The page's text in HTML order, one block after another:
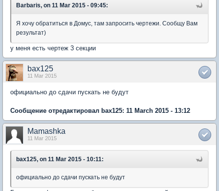
Barbaris, on 11 Mar 2015 - 09:45:
Я хочу обратиться в Домус, там запросить чертежи. Сообщу Вам
результат)
у меня есть чертеж 3 секции
bax125
11 Mar 2015
официально до сдачи пускать не будут
Сообщение отредактировал bax125: 11 March 2015 - 13:12
Mamashka
11 Mar 2015
bax125, on 11 Mar 2015 - 10:11:
официально до сдачи пускать не будут